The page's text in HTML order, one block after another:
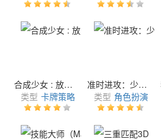
合成少女 : 放置RPG（Merge Girls : Idle RPG）
类型 卡牌策略
准时进攻：少女回战（Attack on Time:Kaisen of girls）
类型 角色扮演